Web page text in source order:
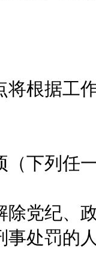
根据工作
下列任
党纪、政
事处罚的